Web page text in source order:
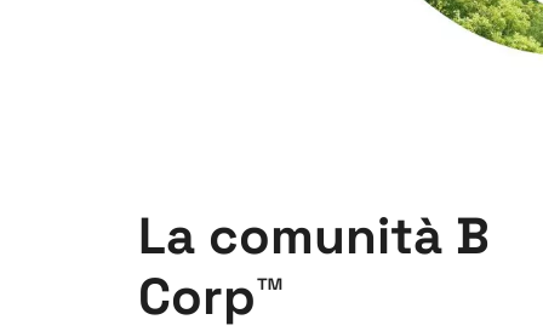
La comunità B
Corp™